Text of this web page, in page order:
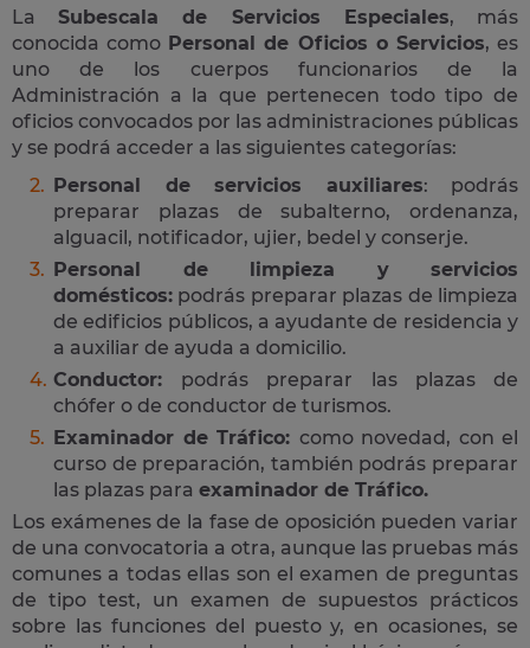
LaSubescala de Servicios Especiales, más
conocida como Personal de Oficios o Servicios, es
uno de los cuerpos funcionarios de la
Administración a la que pertenecen todo tipo de
oficios convocados por las administraciones públicas
y se podrá acceder a las siguientes categorías:
Personal de servicios auxiliares: podrás
preparar plazas de subalterno, ordenanza,
alguacil, notificador, ujier, bedel y conserje.
Personal de limpieza y servicios
domésticos: podrás preparar plazas de limpieza
de edificios públicos, a ayudante de residencia y
a auxiliar de ayuda a domicilio.
Conductor: podrás preparar las plazas de
chófer o de conductor de turismos.
Examinador de Tráfico: como novedad, con el
curso de preparación, también podrás preparar
las plazas para examinador de Tráfico.
Los exámenes de la fase de oposición pueden variar
de una convocatoria a otra, aunque las pruebas más
comunes a todas ellas son el examen de preguntas
de tipo test, un examen de supuestos prácticos
sobre las funciones del puesto y, en ocasiones, se